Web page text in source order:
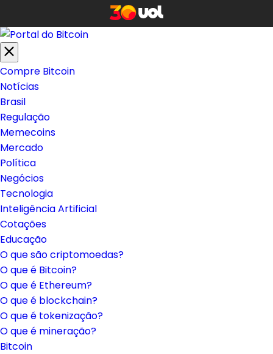
Compre Bitcoin
Notícias
Brasil
Regulação
Memecoins
Mercado
Política
Negócios
Tecnologia
Inteligência Artificial
Cotações
Educação
O que são criptomoedas?
O que é Bitcoin?
O que é Ethereum?
O que é blockchain?
O que é tokenização?
O que é mineração?
Bitcoin